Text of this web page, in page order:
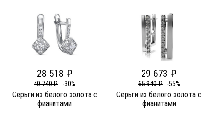
28 518 ₽
40 740 ₽ -30%
Серьги из белого золота c
фианитами
29 673 ₽
65 940 ₽ -55%
Серьги из белого золота c
фианитами